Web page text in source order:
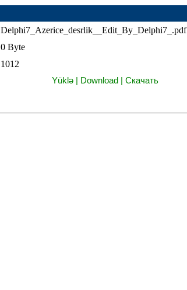
Delphi7_Azerice_desrlik__Edit_By_Delphi7_.pdf
0 Byte
1012